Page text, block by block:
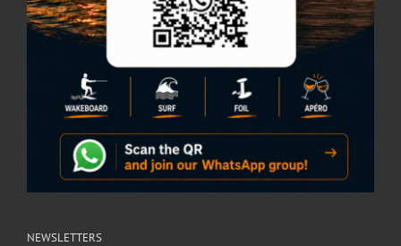
NEWSLETTERS